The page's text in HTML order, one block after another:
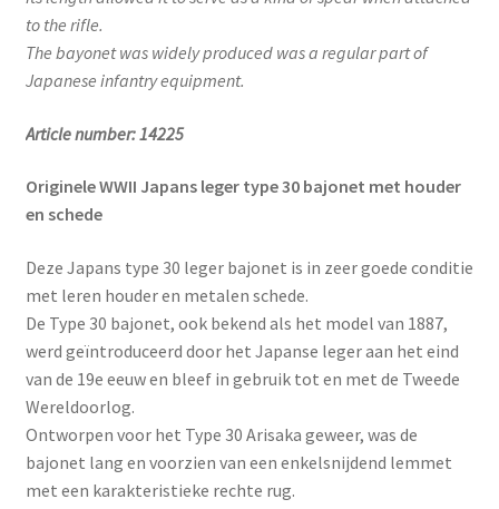
to the rifle.
The bayonet was widely produced was a regular part of
Japanese infantry equipment.
Article number:14225
Originele WWII Japans leger type 30 bajonet met houder
en schede
Deze Japans type 30 leger bajonet is in zeer goede conditie
met leren houder en metalen schede.
De Type 30 bajonet, ook bekend als het model van 1887,
werd geïntroduceerd door het Japanse leger aan het eind
van de 19e eeuw en bleef in gebruik tot en met de Tweede
Wereldoorlog.
Ontworpen voor het Type 30 Arisaka geweer, was de
bajonet lang en voorzien van een enkelsnijdend lemmet
met een karakteristieke rechte rug.